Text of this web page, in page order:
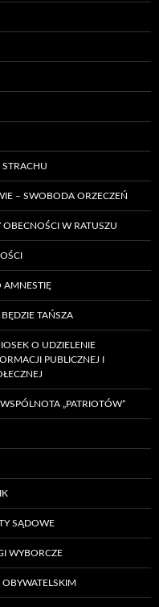
STRACHU
– SWOBODA ORZECZEŃ
OBECNOŚCI W RATUSZU
AMNESTIĘ
TAŃSZA
O UDZIELENIE
PUBLICZNEJ I
WSPÓLNOTA „PATRIOTÓW”
SĄDOWE
WYBORCZE